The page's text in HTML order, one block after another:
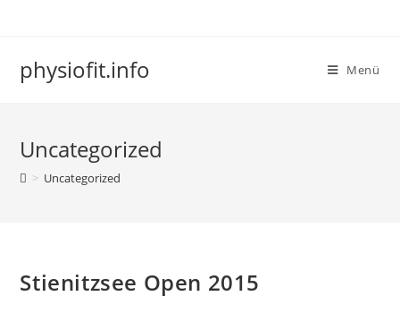
physiofit.info Menü
Uncategorized
> Uncategorized
Stienitzsee Open 2015